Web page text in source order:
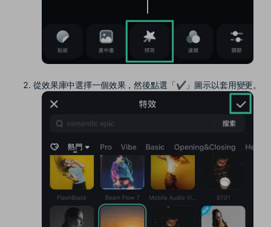
從效果庫中選擇一個效果，然後點選「✔」圖示以套用變更。